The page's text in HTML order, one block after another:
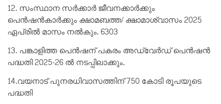
12. സംസ്ഥാന സർക്കാർ ജീവനക്കാർക്കും
പെൻഷൻകാർക്കും ക്ഷാമബത്ത/ ക്ഷാമാശ്വാസം 2025
ഏപ്രിൽ മാസം നൽകും. 6303
13. പങ്കാളിത്ത പെൻഷന് പകരം അഡ്വേർഡ് പെൻഷൻ
പദ്ധതി 2025-26 ൽ നടപ്പിലാക്കും.
14.വയനാട് പുനരധിവാസത്തിന് 750 കോടി രൂപയുടെ
പദ്ധതി